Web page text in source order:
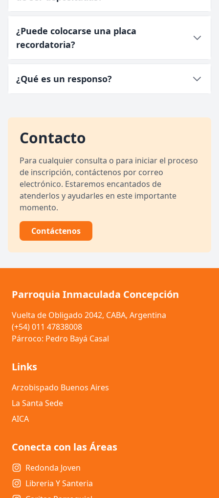
¿Puede colocarse una placa
recordatoria?
¿Qué es un responso?
Contacto
Para cualquier consulta o para iniciar el proceso
de inscripción, contáctenos por correo
electrónico. Estaremos encantados de
atenderlos y ayudarles en este importante
momento.
Contáctenos
Parroquia Inmaculada Concepción
Vuelta de Obligado 2042, CABA, Argentina
(+54) 011 47838008
Párroco: Pedro Bayá Casal
Links
Arzobispado Buenos Aires
La Santa Sede
AICA
Conecta con las Áreas
Redonda Joven
Libreria Y Santeria